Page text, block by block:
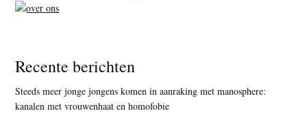
Recente berichten
Steeds meer jonge jongens komen in aanraking met manosphere:
kanalen met vrouwenhaat en homofobie